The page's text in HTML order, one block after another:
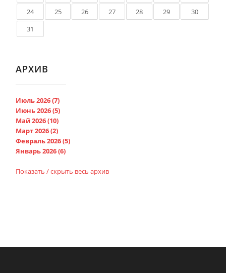
24
25 26 27 28 29
30
31
АРХИВ
Июль 2026 (7)
Июнь 2026 (5)
Май 2026 (10)
Март 2026 (2)
Февраль 2026 (5)
Январь 2026 (6)
Показать / скрыть весь архив